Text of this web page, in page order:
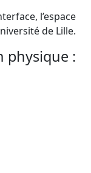
l’espace
de Lille.
physique :